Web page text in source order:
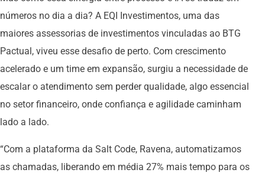
números no dia a dia? A EQI Investimentos, uma das
maiores assessorias de investimentos vinculadas ao BTG
Pactual, viveu esse desafio de perto. Com crescimento
acelerado e um time em expansão, surgiu a necessidade de
escalar o atendimento sem perder qualidade, algo essencial
no setor financeiro, onde confiança e agilidade caminham
lado a lado.
“Com a plataforma da Salt Code, Ravena, automatizamos
as chamadas, liberando em média 27% mais tempo para os